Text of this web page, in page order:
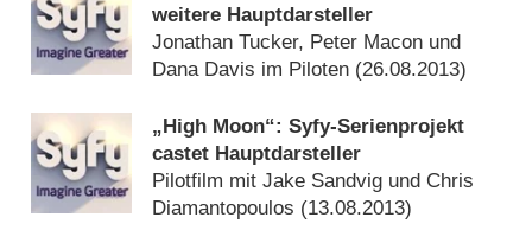
weitere Hauptdarsteller
Jonathan Tucker, Peter Macon und
Dana Davis im Piloten (26.08.2013)
„High Moon“: Syfy-Serienprojekt
castet Hauptdarsteller
Pilotfilm mit Jake Sandvig und Chris
Diamantopoulos (13.08.2013)